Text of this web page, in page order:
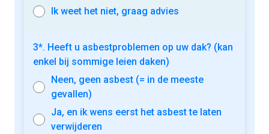
Ik weet het niet, graag advies
3*. Heeft u asbestproblemen op uw dak? (kan
enkel bij sommige leien daken)
Neen, geen asbest (= in de meeste
gevallen)
Ja, en ik wens eerst het asbest te laten
verwijderen